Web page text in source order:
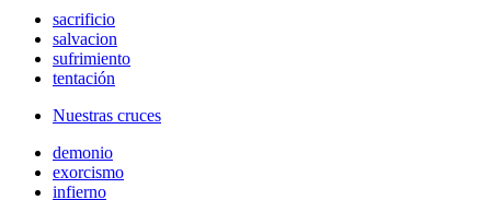
sacrificio
salvacion
sufrimiento
tentación
Nuestras cruces
demonio
exorcismo
infierno